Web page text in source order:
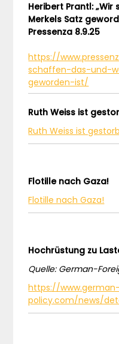
Heribert Prantl:
Merkels Satz
Pressenza 8.9.25
https://
schaffen-das-und-
geworden-ist/
Ruth Weiss ist
Ruth Weiss ist
Flotille nach Gaza!
Flotille nach Gaza!
Hochrüstung zu
Quelle: German-
https://
policy.com/news/